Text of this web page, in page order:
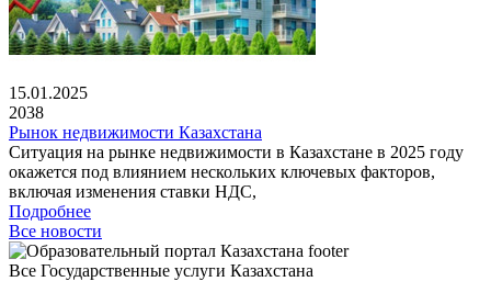
15.01.2025
2038
Рынок недвижимости Казахстана
Ситуация на рынке недвижимости в Казахстане в 2025 году
окажется под влиянием нескольких ключевых факторов,
включая изменения ставки НДС,
Подробнее
Все новости
Все Государственные услуги Казахстана